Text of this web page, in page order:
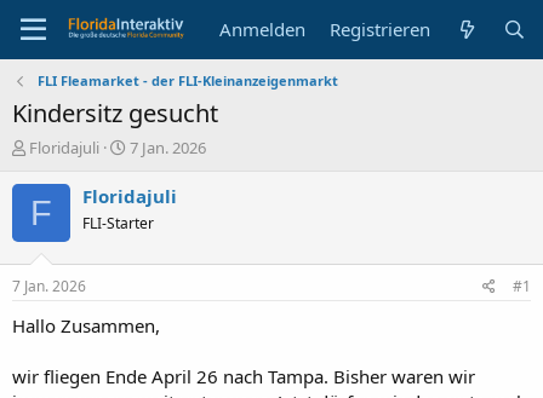
Anmelden Registrieren
FLI Fleamarket - der FLI-Kleinanzeigenmarkt
Kindersitz gesucht
E
s
e
r
Floridajuli
E
s
e
a
7 Jan. 2026
F Floridajuli
FLI-Starter
7 Jan. 2026 #1
Hallo Zusammen,
wir fliegen Ende April 26 nach Tampa. Bisher waren wir